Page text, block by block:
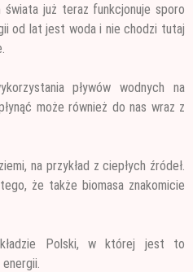
świata już teraz funkcjonuje sporo
od lat jest woda i nie chodzi tutaj
pływów wodnych na
może również do nas wraz z
na przykład z ciepłych źródeł.
że także biomasa znakomicie
Polski, w której jest to